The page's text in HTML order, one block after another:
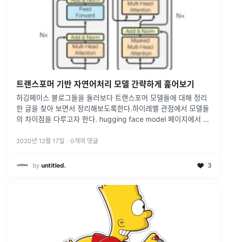
트랜스포머 기반 자연어처리 모델 간략하게 훑어보기
허깅페이스 블로그들을 둘러보다 트랜스포머 모델들에 대해 정리
한 글을 찾아 보면서 정리해보도록한다.하이레벨 관점에서 모델들
의 차이점을 다루고자 한다. hugging face model 페이지에서 사
깅페이스...
2020년 12월 17일 · 0개의 댓글
by untitled. 3